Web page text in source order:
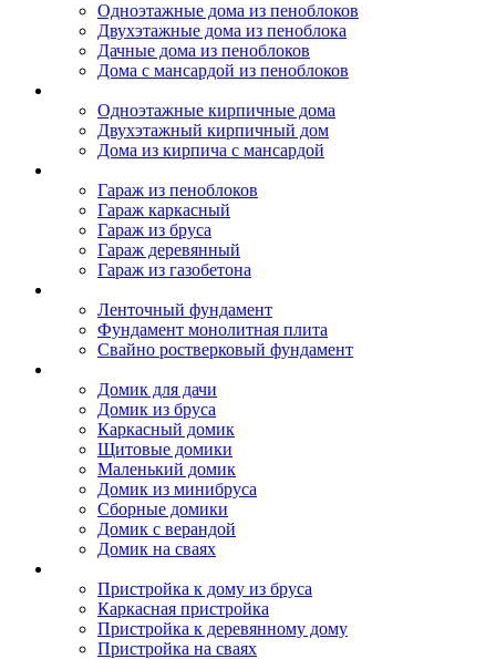
Одноэтажные дома из пеноблоков
Двухэтажные дома из пеноблока
Дачные дома из пеноблоков
Дома с мансардой из пеноблоков
Одноэтажные кирпичные дома
Двухэтажный кирпичный дом
Дома из кирпича с мансардой
Гараж из пеноблоков
Гараж каркасный
Гараж из бруса
Гараж деревянный
Гараж из газобетона
Ленточный фундамент
Фундамент монолитная плита
Свайно ростверковый фундамент
Домик для дачи
Домик из бруса
Каркасный домик
Щитовые домики
Маленький домик
Домик из минибруса
Сборные домики
Домик с верандой
Домик на сваях
Пристройка к дому из бруса
Каркасная пристройка
Пристройка к деревянному дому
Пристройка на сваях